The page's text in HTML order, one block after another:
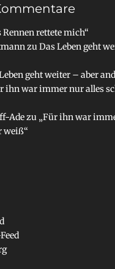
Rennen rettete mich“
zuDas Leben geht
geht weiter – aber
ihn war immer nur alles
Adezu „Für ihn war
weiß“